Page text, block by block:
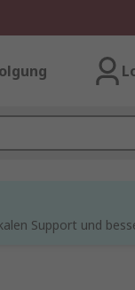
Support und